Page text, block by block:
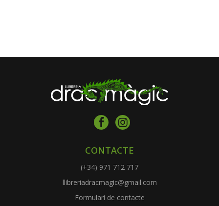
CONTACTE
(+34) 971 712 717
llibreriadracmagic@gmail.com
Formulari de contacte